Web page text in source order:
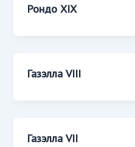
Рондо XIX
Газэлла VIII
Газэлла VII